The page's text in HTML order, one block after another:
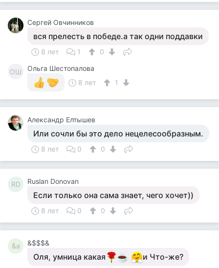
Сергей Овчинников
вся прелесть в победе.а так одни поддавки
8 лет 1 0
ОШ
Ольга Шестопалова
8 лет
1
Александр Елтышев
Или сочли бы это дело нецелесообразным.
8 лет 0 0
RD Ruslan Donovan
Если только она сама знает, чего хочет))
8 лет 0 0
&a &$$$&
Оля, умница какая и Что-же?